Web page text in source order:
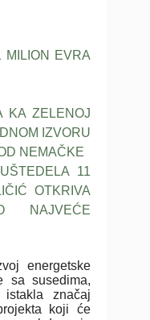
MILION EVRA
KA ZELENOJ
IZVORU
NEMAČKE
11
OTKRIVA
NAJVEĆE
energetske
sa susedima,
značaj
koji će